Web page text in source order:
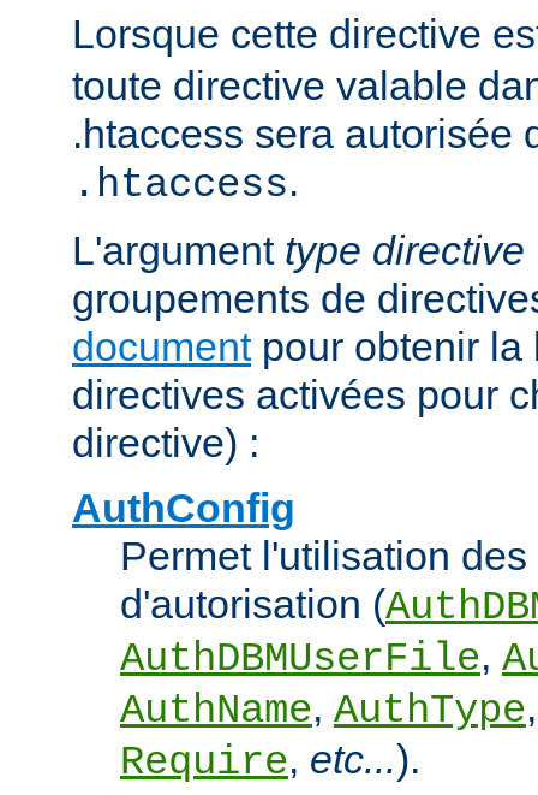
Lorsque cette directive
toute directive valable
.htaccess sera autorisée
.htaccess.
L'argument type directive
groupements de
documentpour obtenir la
directives activées pour
directive) :
AuthConfig
Permet l'utilisation
d'autorisation (
AuthDBMUserFile,
AuthName, AuthType
Require, etc...).